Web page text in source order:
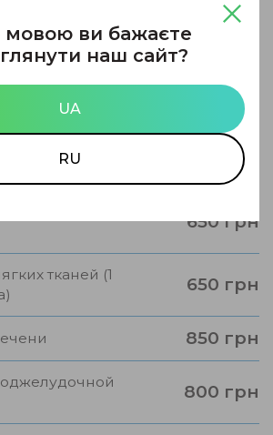
700 грн
пузыря 650 грн
железы 750 грн
железы (1
550 грн
650 грн
тканей (1
650 грн
850 грн
800 грн
ви бажаєте
наш сайт?
UA
RU